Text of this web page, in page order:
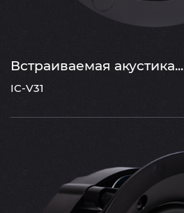
Встраиваемая акустика...
IC-V31